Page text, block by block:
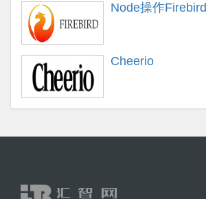
Node操作Firebird
Cheerio